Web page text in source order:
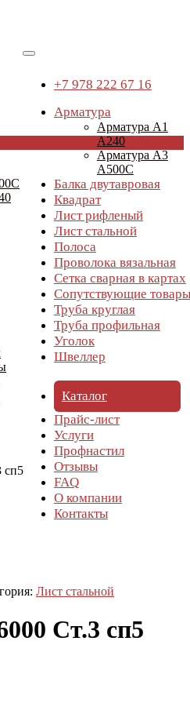
+7 978 222 67 16
Арматура
Арматура А1
А240
Арматура А3
А500С
Балка двутавровая
Квадрат
Лист рифленый
Лист стальной
Полоса
Проволока вязальная
Сетка сварная в картах
Сопутствующие товары
Труба круглая
Труба профильная
Уголок
Швеллер
Каталог
Прайс-лист
Услуги
Профнастил
Отзывы
FAQ
О компании
Контакты
сп5
Лист стальной
Ст.3 сп5